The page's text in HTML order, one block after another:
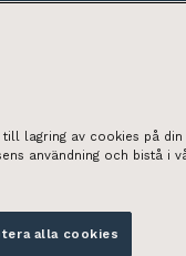
lagring av cookies på
användning och bistå i
alla cookies